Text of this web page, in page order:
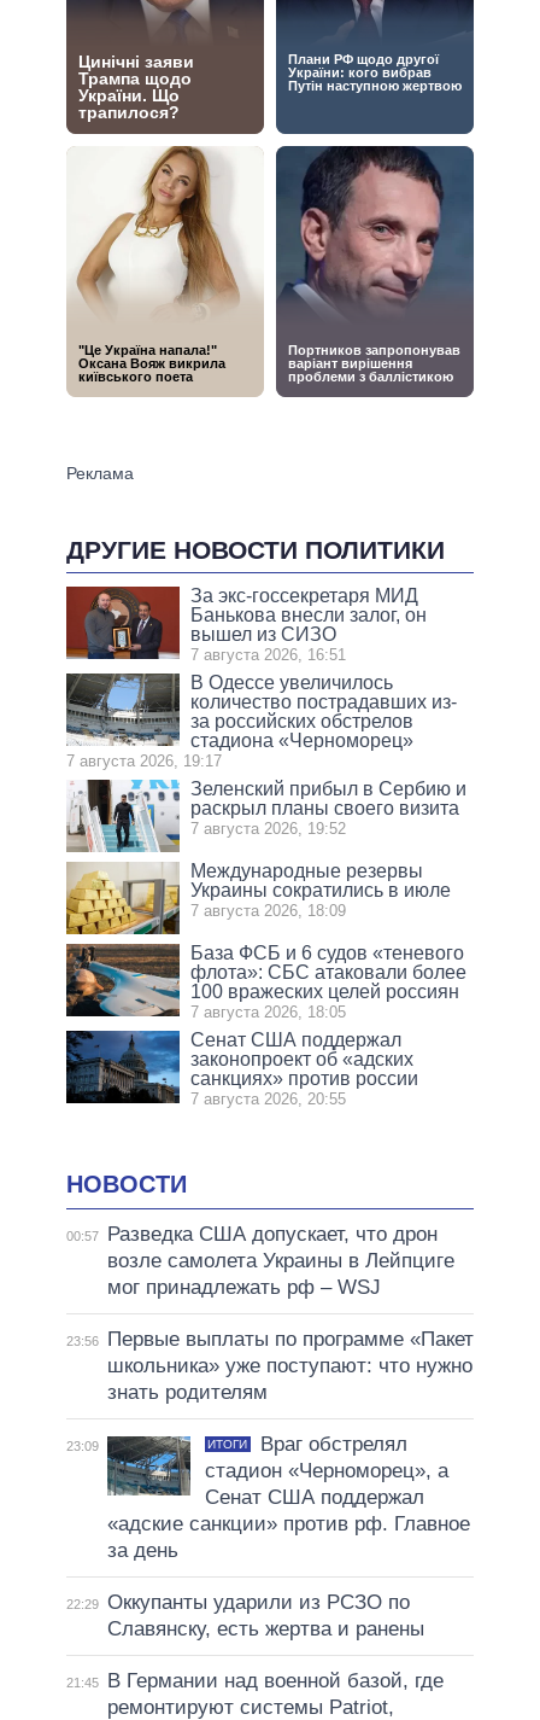
ДРУГИЕ НОВОСТИ ПОЛИТИКИ
За экс-госсекретаря МИД
Банькова внесли залог, он
вышел из СИЗО
7 августа 2026, 16:51
В Одессе увеличилось
количество пострадавших из-
за российских обстрелов
стадиона «Черноморец»
7 августа 2026, 19:17
Зеленский прибыл в Сербию и
раскрыл планы своего визита
7 августа 2026, 19:52
Международные резервы
Украины сократились в июле
7 августа 2026, 18:09
База ФСБ и 6 судов «теневого
флота»: СБС атаковали более
100 вражеских целей россиян
7 августа 2026, 18:05
Сенат США поддержал
законопроект об «адских
санкциях» против россии
7 августа 2026, 20:55
НОВОСТИ
00:57
Разведка США допускает, что дрон
возле самолета Украины в Лейпциге
мог принадлежать рф – WSJ
23:56
Первые выплаты по программе «Пакет
школьника» уже поступают: что нужно
знать родителям
23:09 ИТОГИ
Враг обстрелял
стадион «Черноморец», а
Сенат США поддержал
«адские санкции» против рф. Главное
за день
22:29 Оккупанты ударили из РСЗО по
Славянску, есть жертва и ранены
21:45
В Германии над военной базой, где
ремонтируют системы Patriot,